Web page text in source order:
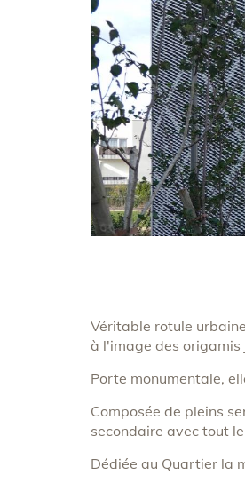
Body
Véritable rotule
à l'image des origamis
Porte monumentale,
Composée de pleins
secondaire avec tout
Dédiée au Quartier la